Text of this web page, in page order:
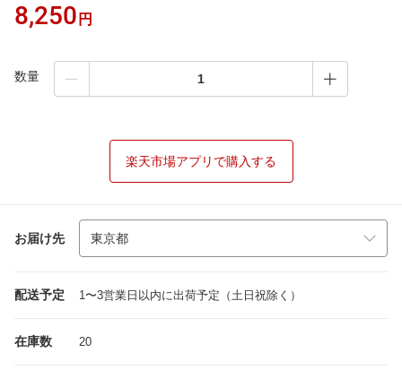
8,250 円
数量
楽天市場アプリで購入する
お届け先
配送予定 1〜3営業日以内に出荷予定（土日祝除く）
在庫数 20